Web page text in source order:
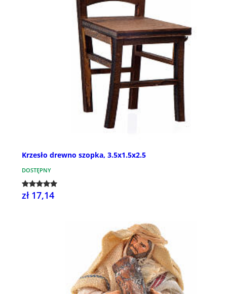
Krzesło drewno szopka, 3.5x1.5x2.5
DOSTĘPNY
zł 17,14